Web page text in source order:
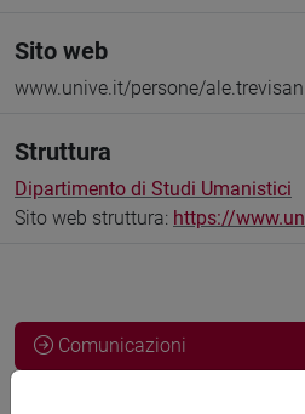
Sito web
www.unive.it/persone/ale.trevisan
Struttura
Dipartimento di Studi Umanistici
Sito web struttura: https://
Comunicazioni